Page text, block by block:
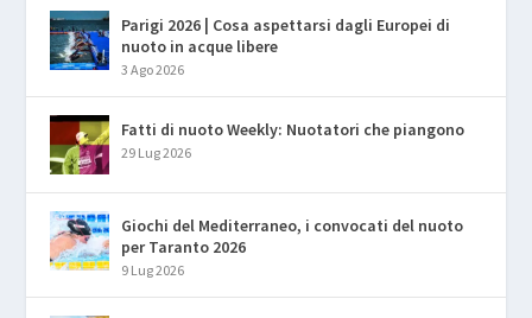
Parigi 2026 | Cosa aspettarsi dagli Europei di
nuoto in acque libere
3 Ago 2026
Fatti di nuoto Weekly: Nuotatori che piangono
29 Lug 2026
Giochi del Mediterraneo, i convocati del nuoto
per Taranto 2026
9 Lug 2026